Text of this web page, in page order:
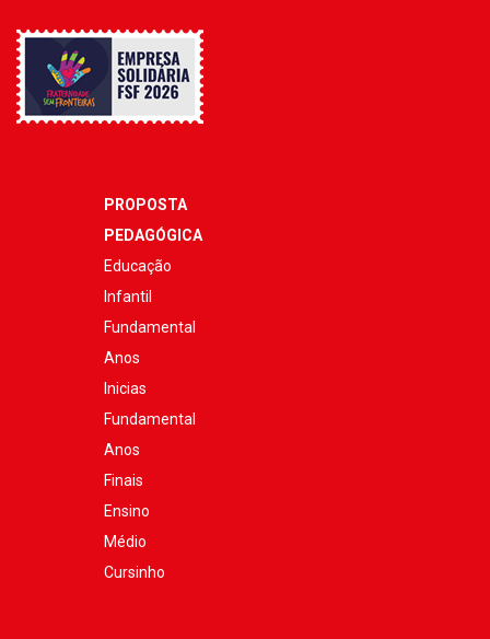
PROPOSTA
PEDAGÓGICA
Educação
Infantil
Fundamental
Anos
Inicias
Fundamental
Anos
Finais
Ensino
Médio
Cursinho